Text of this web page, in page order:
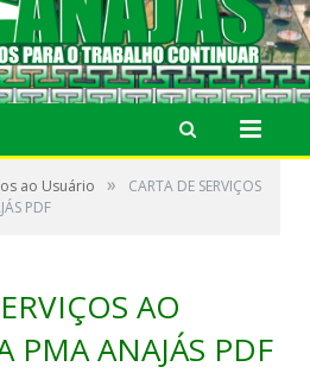
ao Usuário »
CARTA DE SERVIÇOS
PDF
AO
PMA ANAJÁS PDF